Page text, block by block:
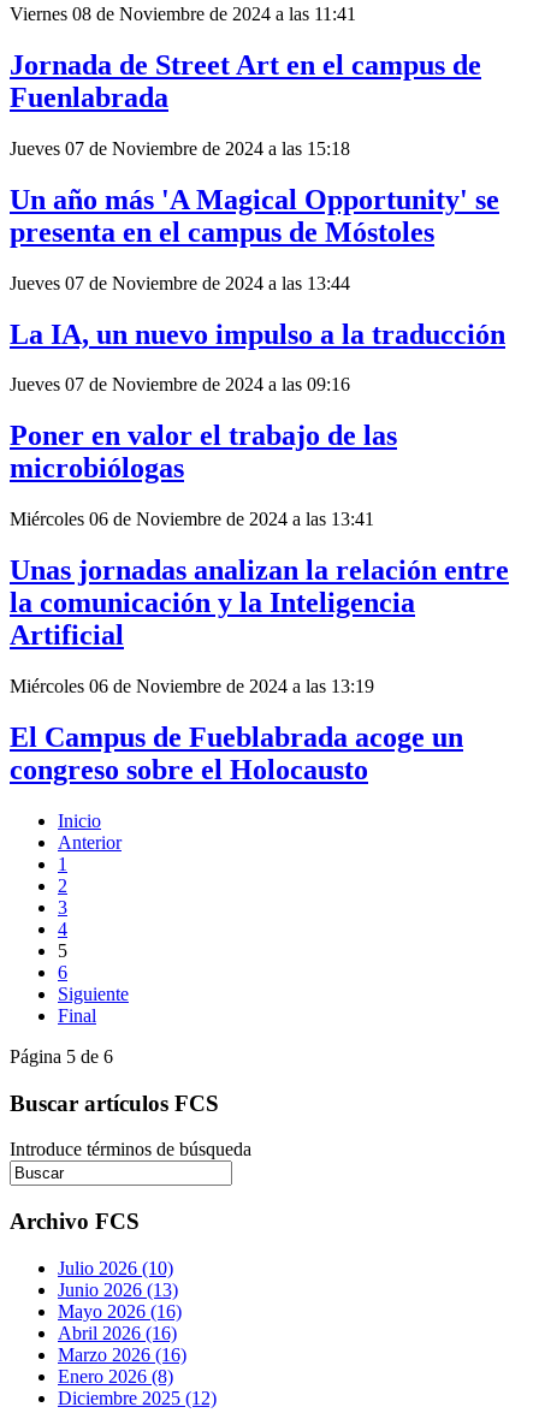
Viernes 08 de Noviembre de 2024 a las 11:41
Jornada de Street Art en el campus de
Fuenlabrada
Jueves 07 de Noviembre de 2024 a las 15:18
Un año más 'A Magical Opportunity' se
presenta en el campus de Móstoles
Jueves 07 de Noviembre de 2024 a las 13:44
La IA, un nuevo impulso a la traducción
Jueves 07 de Noviembre de 2024 a las 09:16
Poner en valor el trabajo de las
microbiólogas
Miércoles 06 de Noviembre de 2024 a las 13:41
Unas jornadas analizan la relación entre
la comunicación y la Inteligencia
Artificial
Miércoles 06 de Noviembre de 2024 a las 13:19
El Campus de Fueblabrada acoge un
congreso sobre el Holocausto
Inicio
Anterior
1
2
3
4
5
6
Siguiente
Final
Página 5 de 6
Buscar artículos FCS
Introduce términos de búsqueda
Archivo FCS
Julio 2026 (10)
Junio 2026 (13)
Mayo 2026 (16)
Abril 2026 (16)
Marzo 2026 (16)
Enero 2026 (8)
Diciembre 2025 (12)